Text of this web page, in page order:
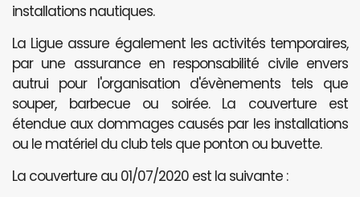
installations nautiques.
La Ligue assure également les activités temporaires,
par une assurance en responsabilité civile envers
autrui pour l'organisation d'évènements tels que
souper, barbecue ou soirée. La couverture est
étendue aux dommages causés par les installations
ou le matériel du club tels que ponton ou buvette.
La couverture au 01/07/2020 est la suivante :